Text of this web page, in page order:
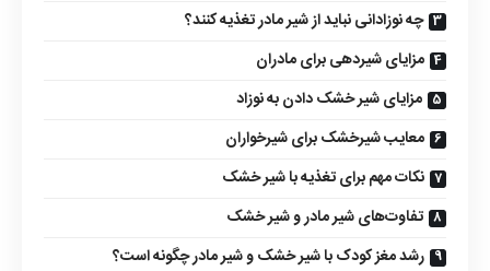
چه نوزادانی نباید از شیر مادر تغذیه کنند؟
مزایای شیردهی برای مادران
مزایای شیر خشک دادن به نوزاد
معایب شیرخشک برای شیرخواران
نکات مهم برای تغذیه با شیر خشک
تفاوت‌های شیر مادر و شیر خشک
رشد مغز کودک با شیر خشک و شیر مادر چگونه است؟